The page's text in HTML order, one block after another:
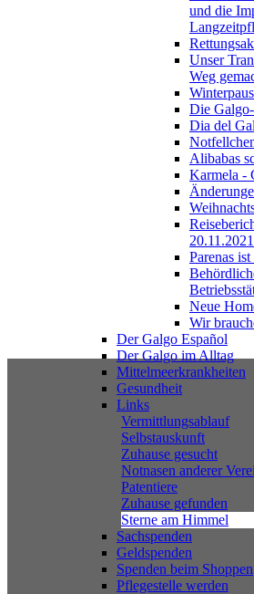
und die
Unser
Weg
Die
Dia del
Alibabas
Karmela -
20.11.2021
Parenas
Neue
Wir
Der Galgo Español
Der Galgo im Alltag
Mittelmeerkrankheiten
Gesundheit
Links
Vermittlungsablauf
Selbstauskunft
Zuhause gesucht
Notnasen anderer
Patentiere
Zuhause gefunden
Sterne am Himmel
Sachspenden
Geldspenden
Spenden beim Shoppen
Pflegestelle werden